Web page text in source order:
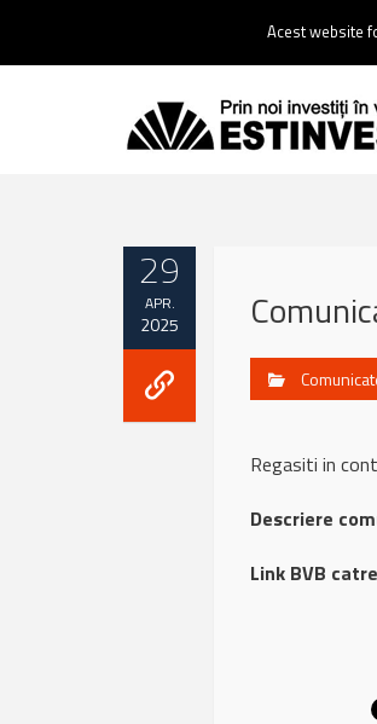
0237 238 900 |Email :
29
APR.
2025
Regasiti in
Descriere
Link BVB
Acest website